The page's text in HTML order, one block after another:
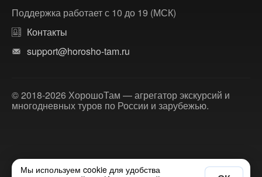
Поддержка работает с 10 до 19 (МСК)
Контакты
support@horosho-tam.ru
© 2018-2026 ХорошоТам — агрегатор экскурсий и
многодневных туров по России и зарубежью.
Мы используем cookie для удобства